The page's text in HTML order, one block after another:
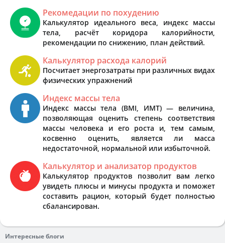
Рекомедации по похудению
Калькулятор идеального веса, индекс массы
тела, расчёт коридора калорийности,
рекомендации по снижению, план действий.
Калькулятор расхода калорий
Посчитает энергозатраты при различных видах
физических упражнений
Индекс массы тела
Индекс массы тела (BMI, ИМТ) — величина,
позволяющая оценить степень соответствия
массы человека и его роста и, тем самым,
косвенно оценить, является ли масса
недостаточной, нормальной или избыточной.
Калькулятор и анализатор продуктов
Калькулятор продуктов позволит вам легко
увидеть плюсы и минусы продукта и поможет
составить рацион, который будет полностью
сбалансирован.
Интересные блоги